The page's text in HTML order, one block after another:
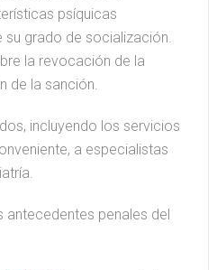
psíquicas
grado de socialización.
la revocación de la
de la sanción.
incluyendo los servicios
a especialistas
penales del